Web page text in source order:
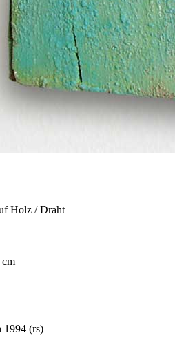
Holz / Draht
1994 (rs)